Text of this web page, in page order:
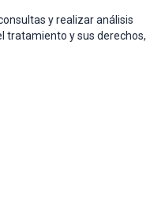
y realizar análisis
tratamiento y sus derechos,